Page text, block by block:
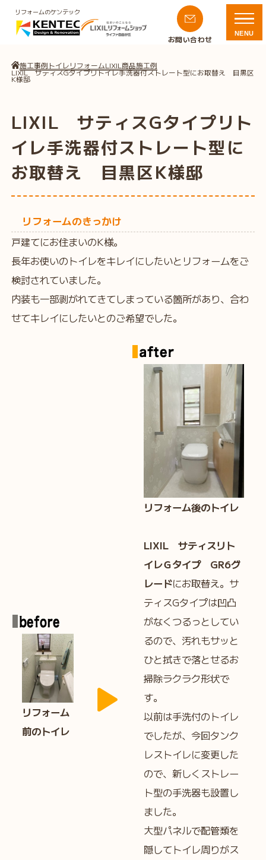
リフォームのケンテック
お問い合わせ
NENU
施工事例 トイレリフォームLIXIL商品施工例
LIXIL サティスGタイプリトイレ手洗器付ストレート型にお取替え 目黒区
K様邸
LIXIL サティスGタイプリト
イレ手洗器付ストレート型に
お取替え 目黒区K様邸
リフォームのきっかけ
戸建てにお住まいのK様。
長年お使いのトイレをキレイにしたいとリフォームをご
検討されていました。
内装も一部剥がれてきてしまっている箇所があり、合わ
せてキレイにしたいとのご希望でした。
リフォーム
前のトイレ
リフォーム後のトイレ
LIXIL サティスリト
イレＧタイプ GR6グ
レードにお取替え。サ
ティスGタイプは凹凸
がなくつるっとしてい
るので、汚れもサッと
ひと拭きで落とせるお
掃除ラクラク形状で
す。
以前は手洗付のトイレ
でしたが、今回タンク
レストイレに変更した
ので、新しくストレー
ト型の手洗器も設置し
ました。
大型パネルで配管類を
隠してトイレ周りがス